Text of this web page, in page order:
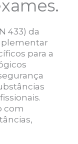
433) da
para a
com